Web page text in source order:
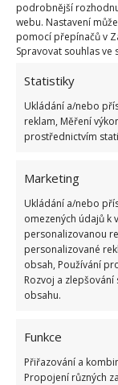
podrobnější
webu. Nastavení
pomocí přepínačů v
Spravovat souhlas
Statistiky
Ukládání a/nebo
reklam, Měření
prostřednictvím
Marketing
Ukládání a/nebo
omezených údajů k
personalizovanou
personalizované
obsah, Používání
Rozvoj a
obsahu.
Funkce
Přiřazování a
Propojení různých